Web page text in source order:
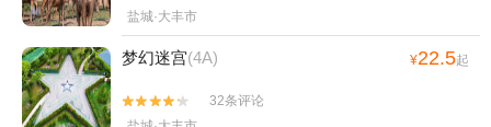
盐城·大丰市
梦幻迷宫(4A) ¥22.5起


32条评论